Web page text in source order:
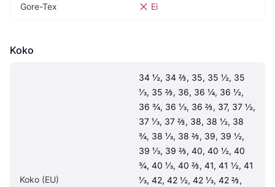
Gore-Tex Ei
Koko
Koko (EU)
34 ½, 34 ⅔, 35, 35 ½, 35
⅓, 35 ⅔, 36, 36 ¼, 36 ½,
36 ¾, 36 ⅓, 36 ⅔, 37, 37 ½,
37 ⅓, 37 ⅔, 38, 38 ½, 38
¾, 38 ⅓, 38 ⅔, 39, 39 ½,
39 ⅓, 39 ⅔, 40, 40 ½, 40
¾, 40 ⅓, 40 ⅔, 41, 41 ½, 41
⅓, 42, 42 ½, 42 ⅓, 42 ⅔,